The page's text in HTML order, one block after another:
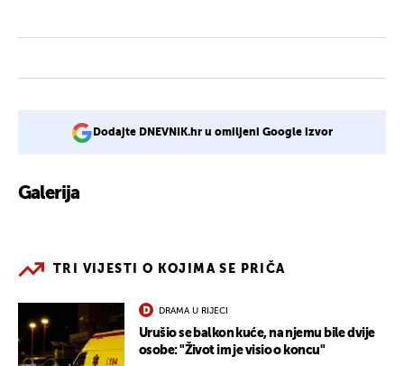
Dodajte DNEVNIK.hr u omiljeni Google izvor
Galerija
TRI VIJESTI O KOJIMA SE PRIČA
DRAMA U RIJECI
Urušio se balkon kuće, na njemu bile dvije
osobe: "Život im je visio o koncu"